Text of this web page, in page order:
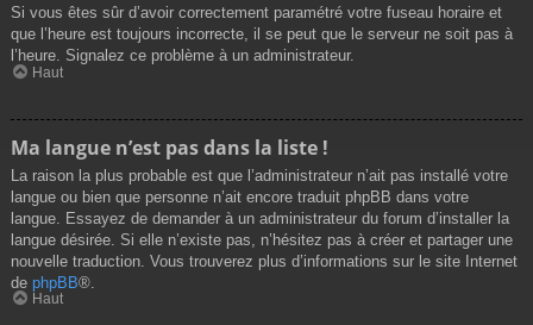
Si vous êtes sûr d’avoir correctement paramétré votre fuseau horaire et
que l’heure est toujours incorrecte, il se peut que le serveur ne soit pas à
l’heure. Signalez ce problème à un administrateur.
Haut
Ma langue n’est pas dans la liste !
La raison la plus probable est que l’administrateur n’ait pas installé votre
langue ou bien que personne n’ait encore traduit phpBB dans votre
langue. Essayez de demander à un administrateur du forum d’installer la
langue désirée. Si elle n’existe pas, n’hésitez pas à créer et partager une
nouvelle traduction. Vous trouverez plus d’informations sur le site Internet
de phpBB®.
Haut